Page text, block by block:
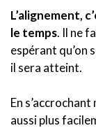
L’alignement,
le temps. Il ne
espérant qu’on
il sera atteint.
En
aussi plus